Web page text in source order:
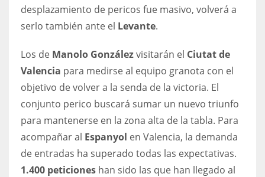
OAK
19
24
17
DAL
desplazamiento de pericos fue masivo, volverá a
serlo también ante el Levante.
Los de Manolo Gonzálezvisitarán el Ciutat de
Valencia para medirse al equipo granota con el
objetivo de volver a la senda de la victoria. El
conjunto perico buscará sumar un nuevo triunfo
para mantenerse en la zona alta de la tabla. Para
acompañar al Espanyol en Valencia, la demanda
de entradas ha superado todas las expectativas.
1.400 peticiones han sido las que han llegado al